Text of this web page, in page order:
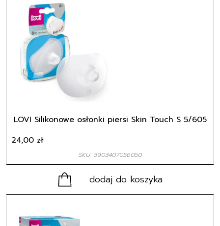
LOVI Silikonowe osłonki piersi Skin Touch S 5/605
SKU: 5903407056050
24,00 zł
dodaj do koszyka